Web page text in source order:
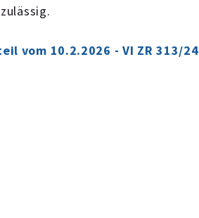
vom 10.2.2026 - VI ZR 313/24